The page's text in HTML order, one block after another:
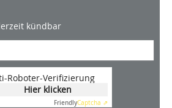
kündbar
Roboter-Verifizierung
Hier klicken
FriendlyCaptcha ⇗